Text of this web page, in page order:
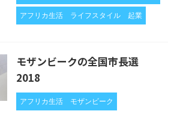
アフリカ生活 ライフスタイル 起業
モザンビークの全国市長選
2018
アフリカ生活 モザンビーク